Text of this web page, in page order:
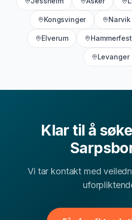
Kan jeg få billån i Sarpsborg
Hvor lang tid tar det å få
Andre finansielle
I tillegg tilbillånhjelper vi deg med
relevante finansielle tjenester i
sammenligne vilkår, renter og
Kongsvinger Narvik
Elverum Hammerfest
Levanger
Klar til å søke
Vi tar kontakt med